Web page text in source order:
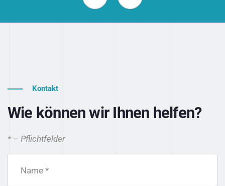
Kontakt
Wie können wir Ihnen helfen?
* – Pflichtfelder
Name *